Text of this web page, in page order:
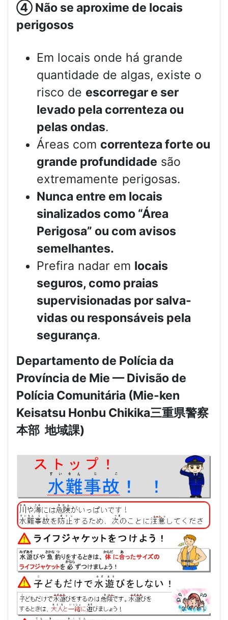
④ Não se aproxime de locais
perigosos
Em locais onde há grande
quantidade de algas, existe o
risco de escorregar e ser
levado pela correnteza ou
pelas ondas.
Áreas com correnteza forte ou
grande profundidade são
extremamente perigosas.
Nunca entre em locais
sinalizados como “Área
Perigosa” ou com avisos
semelhantes.
Prefira nadar em locais
seguros, como praias
supervisionadas por salva-
vidas ou responsáveis pela
segurança.
Departamento de Polícia da
Província de Mie — Divisão de
Polícia Comunitária (Mie-ken
Keisatsu Honbu Chikika三重県警察
本部 地域課)